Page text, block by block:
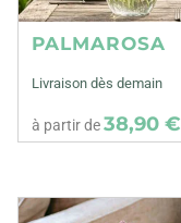
PALMAROSA
Livraison dès demain
à partir de38,90 €